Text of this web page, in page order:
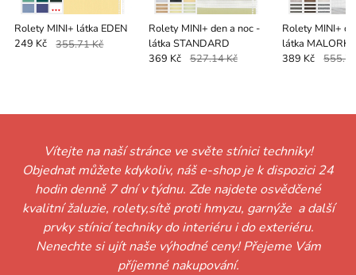
Rolety MINI+ látka EDEN
249 Kč 355.71 Kč
Rolety MINI+ den a noc -
látka STANDARD
369 Kč 527.14 Kč
Rolety MINI+
látka
389 Kč
Vítejte na naší stránce ve světe stínici techniky!
Objednat můžete kdykoliv, náš e-shop je k dispozici 24
hodin denně 7 dní v týdnu. Zde najdete osvědčené
kvalitní žaluzie, rolety,sítě proti hmyzu, garnýže a další
prvky stínicí techniky do interiéru i do exteriéru.
Nenechte si ujít naše výhodné ceny! Přejeme Vám
příjemné nakupování.